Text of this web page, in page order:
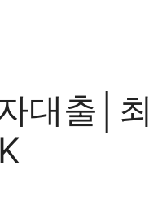
대출│최